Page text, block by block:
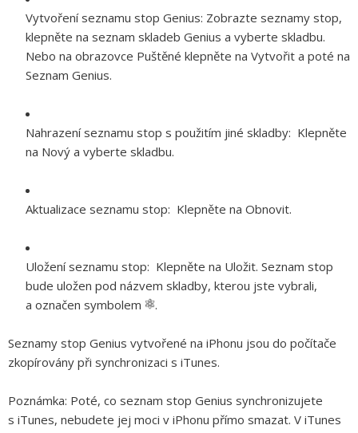
Vytvoření seznamu stop Genius: Zobrazte seznamy stop,
klepněte na seznam skladeb Genius a vyberte skladbu.
Nebo na obrazovce Puštěné klepněte na Vytvořit a poté na
Seznam Genius.
Nahrazení seznamu stop s použitím jiné skladby: Klepněte
na Nový a vyberte skladbu.
Aktualizace seznamu stop: Klepněte na Obnovit.
Uložení seznamu stop: Klepněte na Uložit. Seznam stop
bude uložen pod názvem skladby, kterou jste vybrali,
a označen symbolem
.
Seznamy stop Genius vytvořené na iPhonu jsou do počítače
zkopírovány při synchronizaci s iTunes.
Poznámka: Poté, co seznam stop Genius synchronizujete
s iTunes, nebudete jej moci v iPhonu přímo smazat. V iTunes